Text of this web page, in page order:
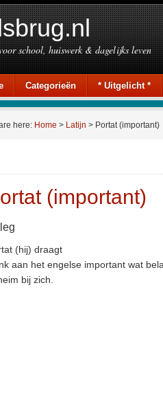
school, huiswerk & dagelijks leven
Categorieën * Uitgelicht *
here: Home > Latijn > Portat (important)
(important)
(hij) draagt
aan het engelse important wat
bij zich.